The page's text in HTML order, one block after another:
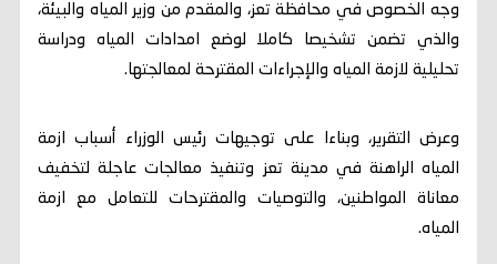
وجه الخصوص في محافظة تعز، والمقدم من وزير المياه والبيئة،
والذي تضمن تشخيصا كاملا لوضع امدادات المياه ودراسة
تحليلية لازمة المياه والإجراءات المقترحة لمعالجتها.
وعرض التقرير، وبناءا على توجيهات رئيس الوزراء أسباب ازمة
المياه الراهنة في مدينة تعز وتنفيذ معالجات عاجلة لتخفيف
معاناة المواطنين، والتوصيات والمقترحات للتعامل مع ازمة
المياه.